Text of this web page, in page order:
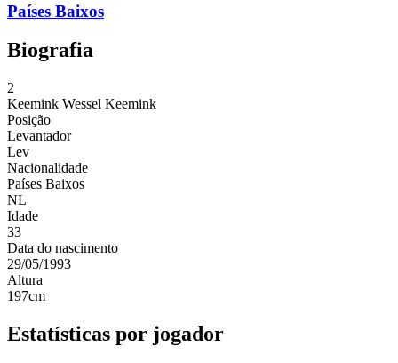
Países Baixos
Biografia
2
Keemink Wessel Keemink
Posição
Levantador
Lev
Nacionalidade
Países Baixos
NL
Idade
33
Data do nascimento
29/05/1993
Altura
197cm
Estatísticas por jogador